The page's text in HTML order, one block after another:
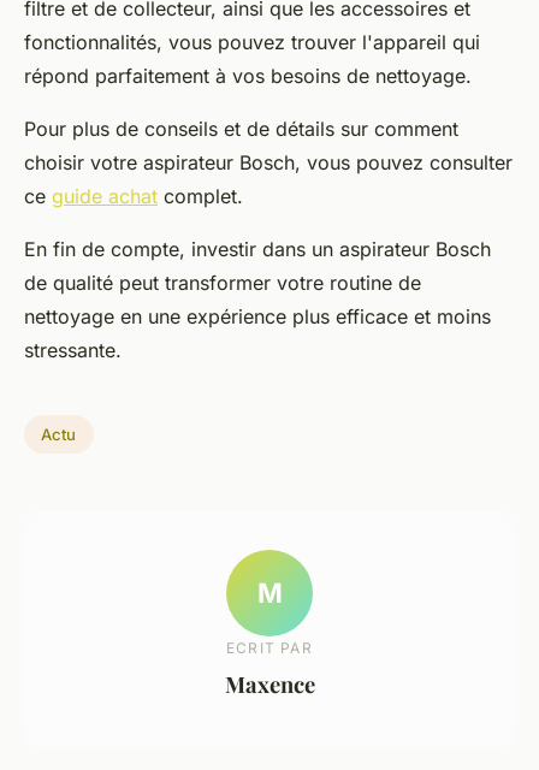
filtre et de collecteur, ainsi que les accessoires et
fonctionnalités, vous pouvez trouver l'appareil qui
répond parfaitement à vos besoins de nettoyage.
Pour plus de conseils et de détails sur comment
choisir votre aspirateur Bosch, vous pouvez consulter
ce guide achat complet.
En fin de compte, investir dans un aspirateur Bosch
de qualité peut transformer votre routine de
nettoyage en une expérience plus efficace et moins
stressante.
Actu
M
ECRIT PAR
Maxence